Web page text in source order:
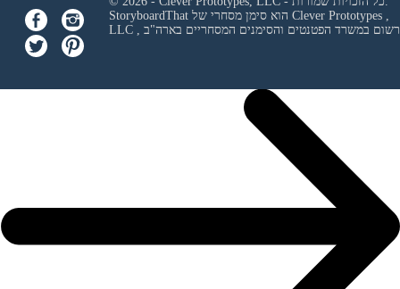
Clever Prototypes ,
LLC
ורשום במשרד הפטנטים והסימנים המסחריים בארה"ב